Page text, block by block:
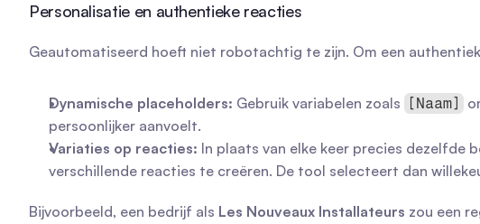
Personalisatie en authentieke reacties
Geautomatiseerd hoeft niet robotachtig te zijn. Om een
Dynamische placeholders: Gebruik variabelen zoals [Naam]
persoonlijker aanvoelt.
Variaties op reacties: In plaats van elke keer precies dezelfde
verschillende reacties te creëren. De tool selecteert dan
Bijvoorbeeld, een bedrijf als Les Nouveaux Installateurs zou een